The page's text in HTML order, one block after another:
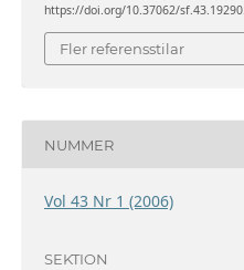
https://doi.org/10.37062/sf.43.19290.
Fler referensstilar
NUMMER
Vol 43 Nr 1 (2006)
SEKTION